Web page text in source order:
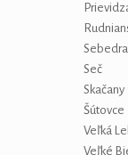
Seč
Skačany
Šútovce
Veľká
Veľké